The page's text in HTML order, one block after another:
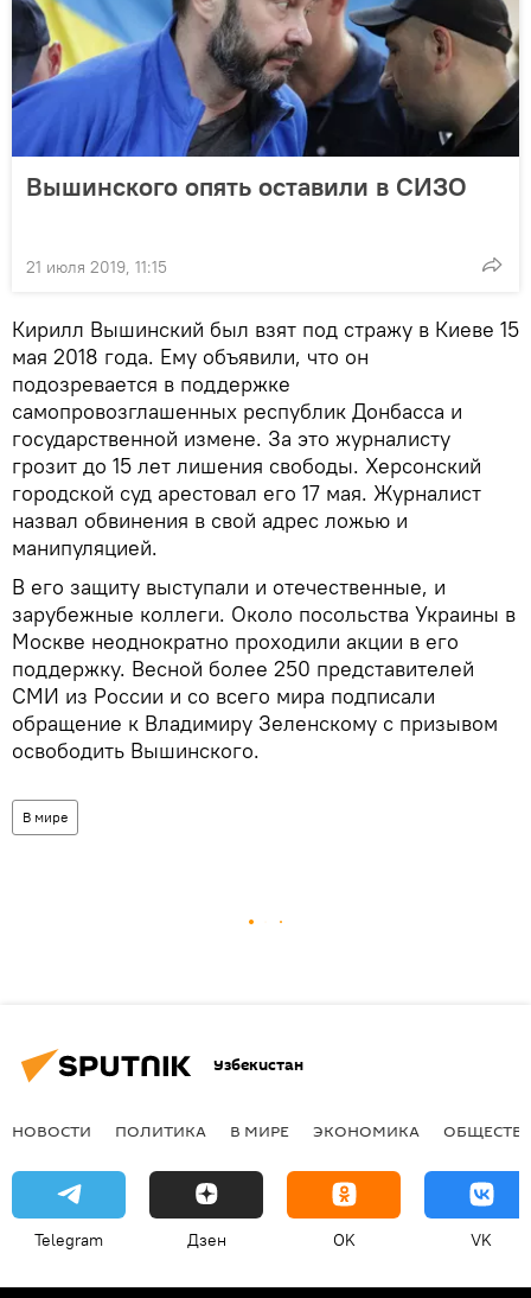
Вышинского опять оставили в СИЗО
21 июля 2019, 11:15
Кирилл Вышинский был взят под стражу в Киеве 15
мая 2018 года. Ему объявили, что он
подозревается в поддержке
самопровозглашенных республик Донбасса и
государственной измене. За это журналисту
грозит до 15 лет лишения свободы. Херсонский
городской суд арестовал его 17 мая. Журналист
назвал обвинения в свой адрес ложью и
манипуляцией.
В его защиту выступали и отечественные, и
зарубежные коллеги. Около посольства Украины в
Москве неоднократно проходили акции в его
поддержку. Весной более 250 представителей
СМИ из России и со всего мира подписали
обращение к Владимиру Зеленскому с призывом
освободить Вышинского.
В мире
Узбекистан
НОВОСТИ ПОЛИТИКА В МИРЕ ЭКОНОМИКА
Telegram Дзен OK VK